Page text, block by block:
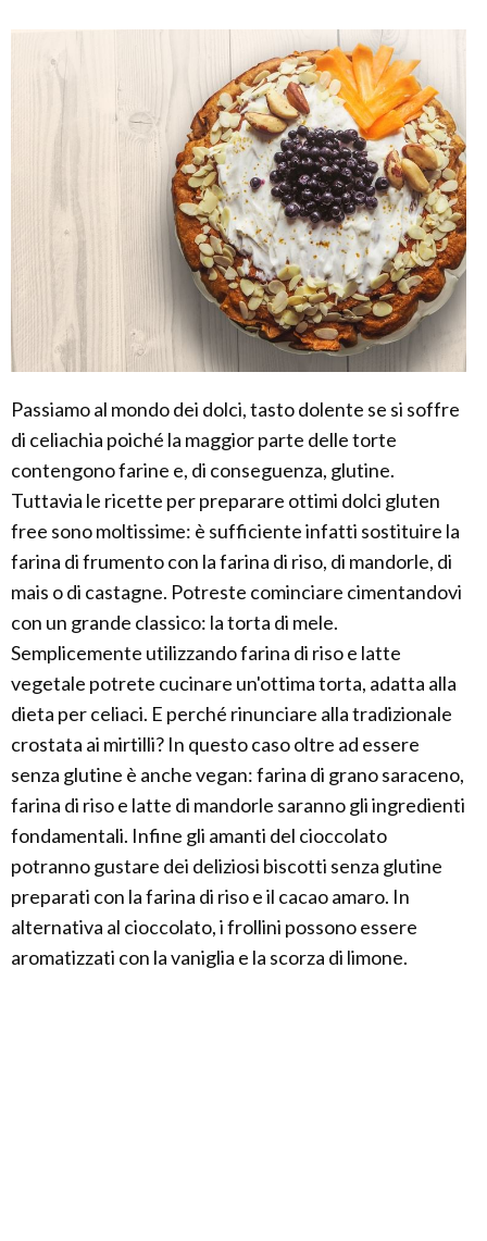
Passiamo al mondo dei dolci, tasto dolente se si soffre
di celiachia poiché la maggior parte delle torte
contengono farine e, di conseguenza, glutine.
Tuttavia le ricette per preparare ottimi dolci gluten
free sono moltissime: è sufficiente infatti sostituire la
farina di frumento con la farina di riso, di mandorle, di
mais o di castagne. Potreste cominciare cimentandovi
con un grande classico: la torta di mele.
Semplicemente utilizzando farina di riso e latte
vegetale potrete cucinare un'ottima torta, adatta alla
dieta per celiaci. E perché rinunciare alla tradizionale
crostata ai mirtilli? In questo caso oltre ad essere
senza glutine è anche vegan: farina di grano saraceno,
farina di riso e latte di mandorle saranno gli ingredienti
fondamentali. Infine gli amanti del cioccolato
potranno gustare dei deliziosi biscotti senza glutine
preparati con la farina di riso e il cacao amaro. In
alternativa al cioccolato, i frollini possono essere
aromatizzati con la vaniglia e la scorza di limone.